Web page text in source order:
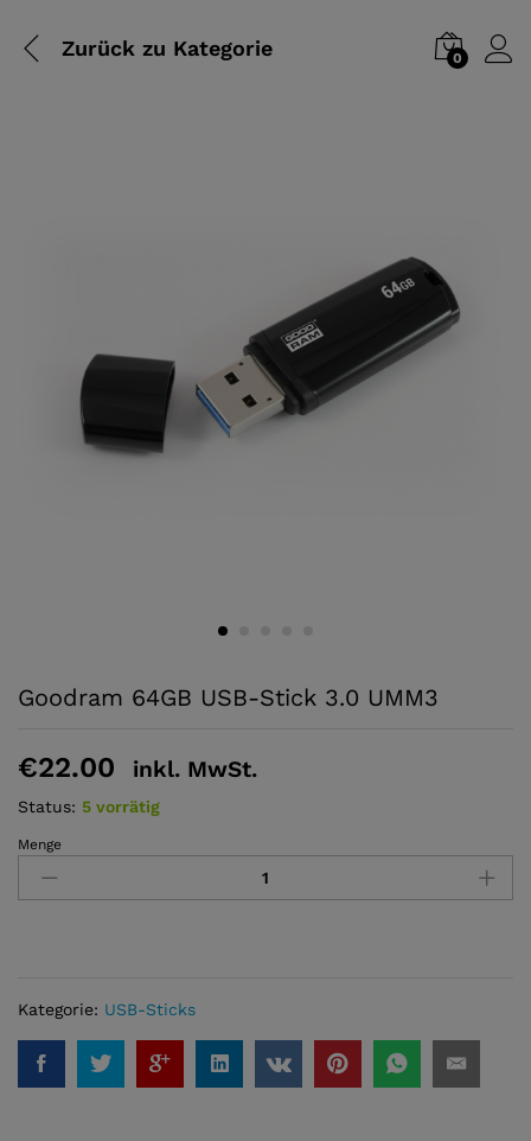
Zurück zu Kategorie 0
Goodram 64GB USB-Stick 3.0 UMM3
€22.00 inkl. MwSt.
Status: 5 vorrätig
Goodram
64GB
USB-
quantity
Menge
Kategorie: USB-Sticks